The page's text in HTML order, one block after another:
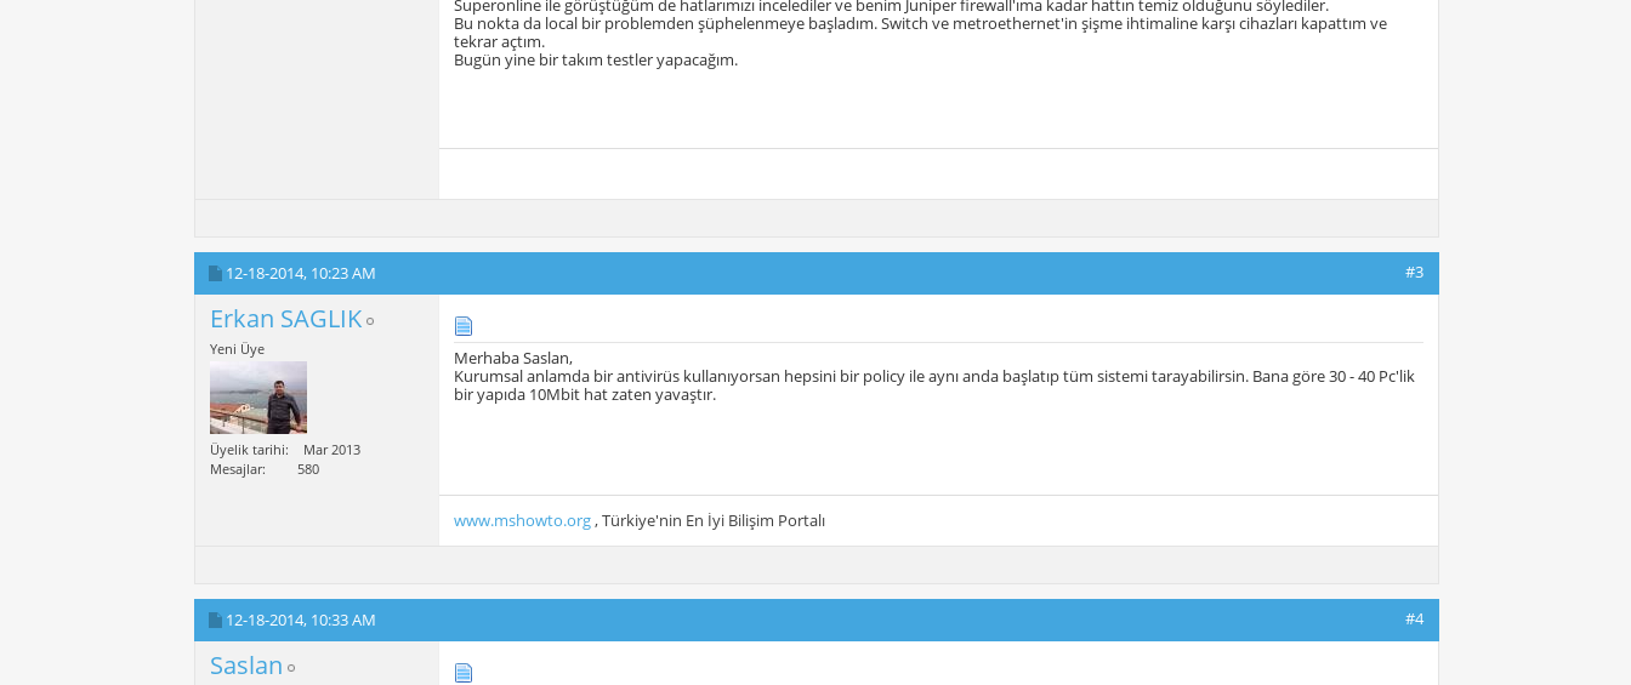
Superonline ile görüştüğüm de hatlarımızı incelediler ve benim Juniper firewall'ıma kadar hattın temiz olduğunu söylediler.
Bu nokta da local bir problemden şüphelenmeye başladım. Switch ve metroethernet'in şişme ihtimaline karşı cihazları kapattım ve
tekrar açtım.
Bugün yine bir takım testler yapacağım.
12-18-2014, 10:23 AM #3
Erkan SAGLIK
Yeni Üye
Üyelik tarihi
Mar 2013
Mesajlar
580
Merhaba Saslan,
Kurumsal anlamda bir antivirüs kullanıyorsan hepsini bir policy ile aynı anda başlatıp tüm sistemi tarayabilirsin. Bana göre 30 - 40 Pc'lik
bir yapıda 10Mbit hat zaten yavaştır.
www.mshowto.org, Türkiye'nin En İyi Bilişim Portalı
12-18-2014, 10:33 AM #4
Saslan